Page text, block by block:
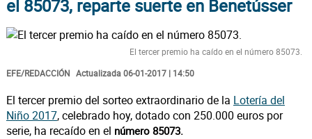
el 85073, reparte suerte en Benetússer
El tercer premio ha caído en el número 85073.
EFE/REDACCIÓN Actualizada 06-01-2017 | 14:50
El tercer premio del sorteo extraordinario de la Lotería del
Niño 2017, celebrado hoy, dotado con 250.000 euros por
serie, ha recaído en el número 85073.